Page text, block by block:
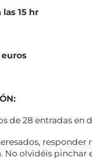
las 15 hr
euros
de 28 entradas en
No olvidéis pinchar